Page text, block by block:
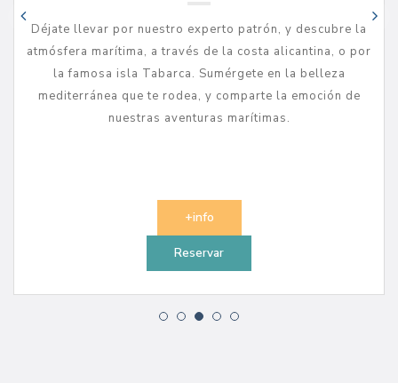
Déjate llevar por nuestro experto patrón, y descubre la
atmósfera marítima, a través de la costa alicantina, o por
la famosa isla Tabarca. Sumérgete en la belleza
mediterránea que te rodea, y comparte la emoción de
nuestras aventuras marítimas.
+info
Reservar